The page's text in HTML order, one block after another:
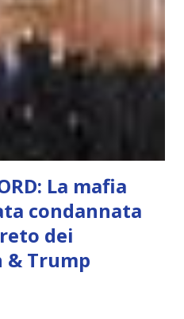
coscienti, ma
copiare, ma non può vivere
Man mano che l’IA
(soprattutto tra il 2027 e il
che renderanno la differenza
La mafia
condannata
dei
& Trump